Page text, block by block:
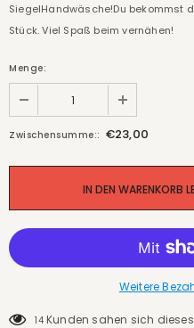
SiegelHandwäsche!Du bekommst
Stück. Viel Spaß beim vernähen!
Menge:
Zwischensumme:: €23,00
Weitere
14 Kunden sahen sich